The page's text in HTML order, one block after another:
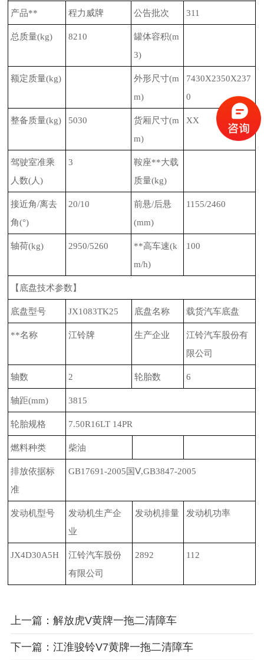
产品** 程力威牌 公告批次 311
总质量(kg) 8210 罐体容积(m
3)
额定质量(kg) 外形尺寸(m
m)
7430X2350X237
0
整备质量(kg) 5030 货厢尺寸(m
m)
XX
驾驶室准乘
人数(人)
3
鞍座**大载
质量(kg)
接近角/离去
角(°)
20/10 前悬/后悬
(mm)
1155/2460
轴荷(kg) 2950/5260 **高车速(k
m/h)
100
【底盘技术参数】
底盘型号 JX1083TK25 底盘名称 载货汽车底盘
**名称 江铃牌 生产企业
江铃汽车股份有
限公司
轴数 2 轮胎数 6
轴距(mm) 3815
轮胎规格 7.50R16LT 14PR
燃料种类 柴油
排放依据标
准
GB17691-2005 国Ⅴ,GB3847-2005
发动机型号
发动机生产企
业
发动机排量 发动机功率
JX4D30A5H
江铃汽车股份
有限公司
2892 112
上一篇：解放虎V黄牌一拖二清障车
下一篇：江淮骏铃V7黄牌一拖二清障车